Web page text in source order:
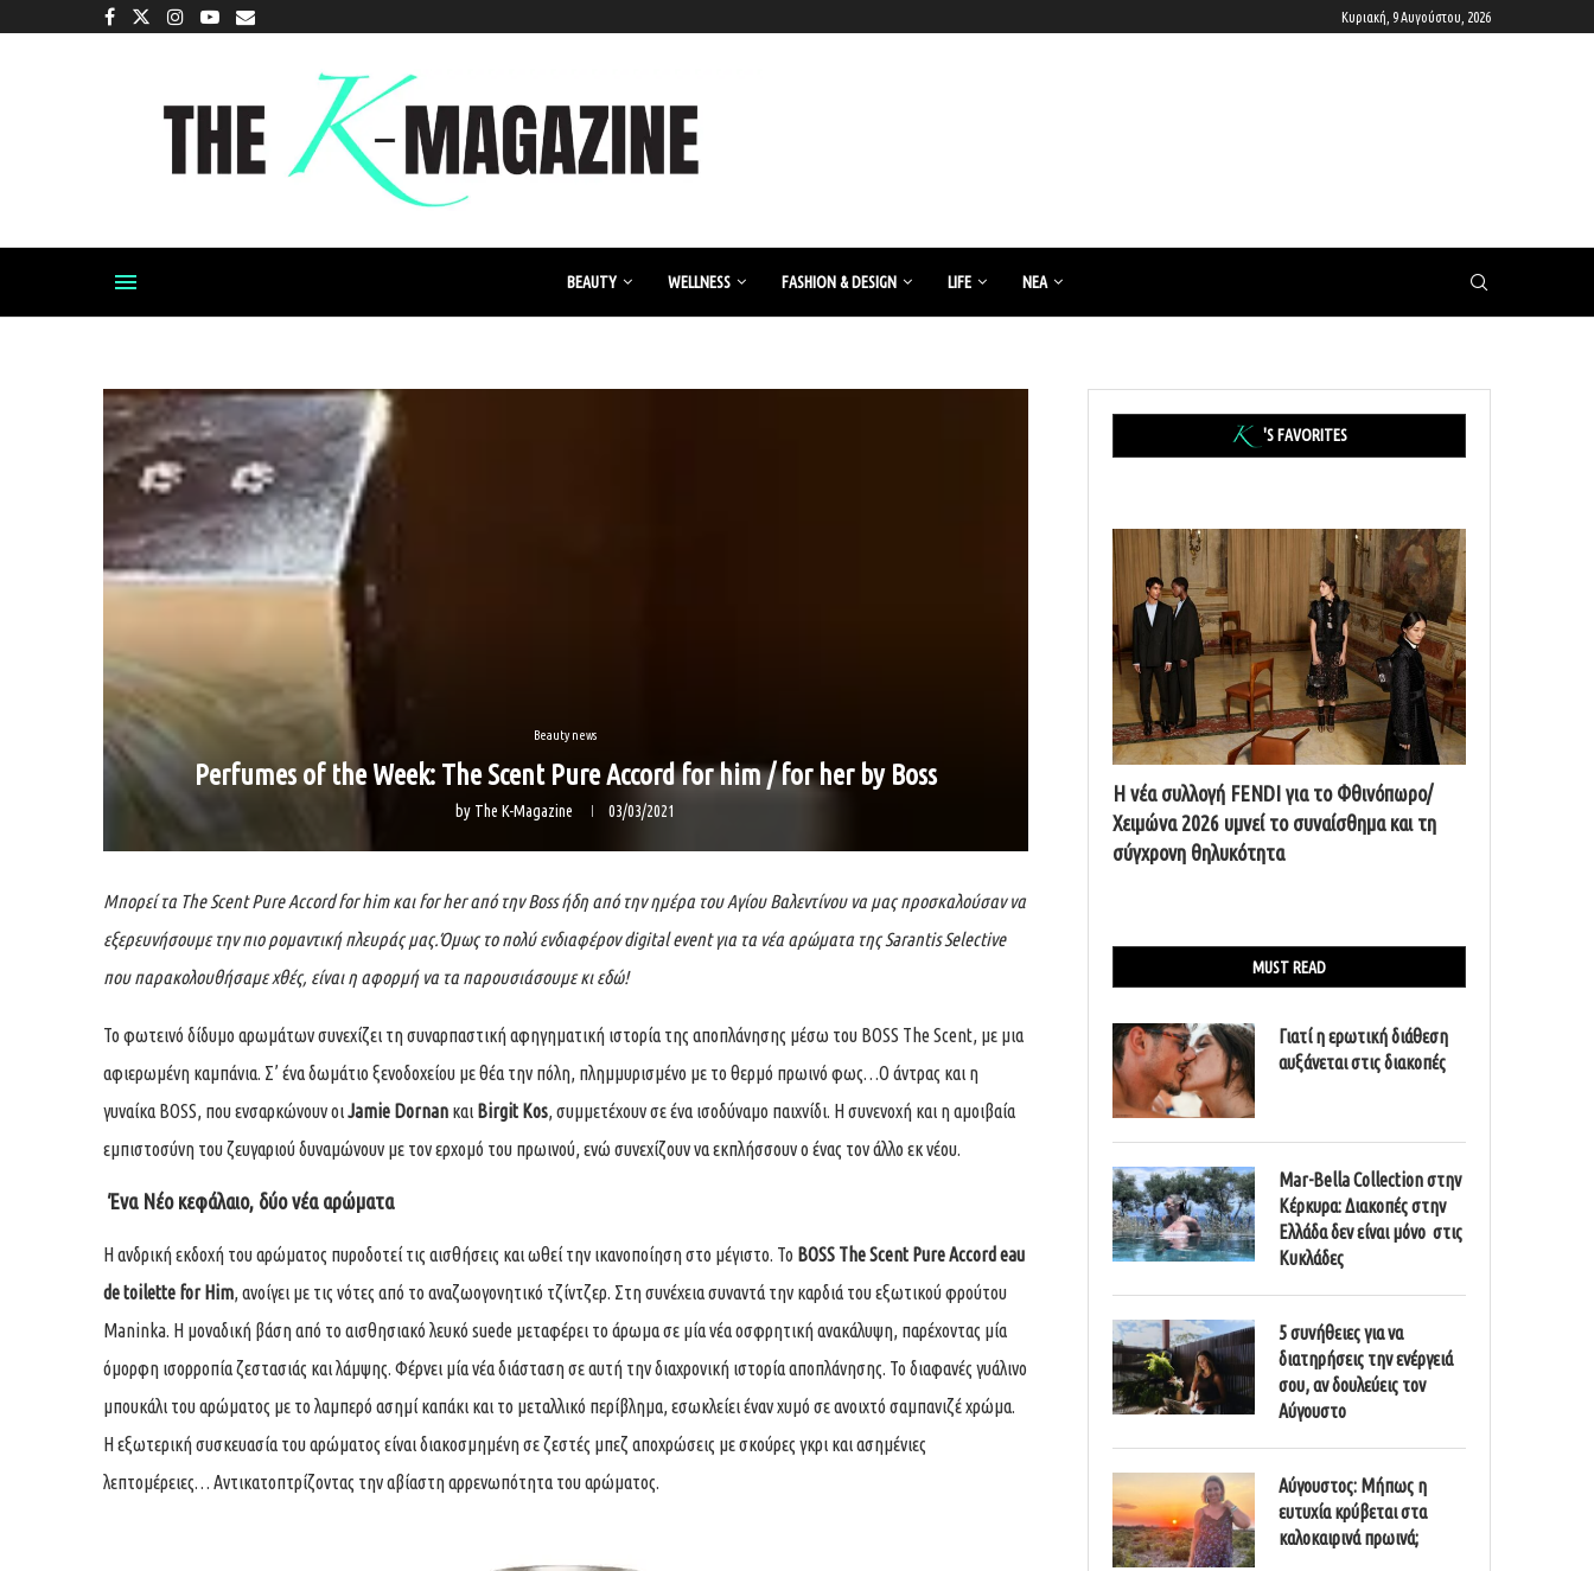
Κυριακή, 9 Αυγούστου, 2026
BEAUTY WELLNESS FASHION & DESIGN LIFE ΝΈΑ
Beauty news
Perfumes of the Week: The Scent Pure Accord for him / for her by Boss
by The K-Magazine 03/03/2021
Μπορεί τα The Scent Pure Accord for him και for her από την Boss ήδη από την ημέρα του Αγίου Βαλεντίνου να μας προσκαλούσαν να
εξερευνήσουμε την πιο ρομαντική πλευράς μας.Όμως το πολύ ενδιαφέρον digital event για τα νέα αρώματα της Sarantis Selective
που παρακολουθήσαμε χθές, είναι η αφορμή να τα παρουσιάσουμε κι εδώ!
Το φωτεινό δίδυμο αρωμάτων συνεχίζει τη συναρπαστική αφηγηματική ιστορία της αποπλάνησης μέσω του BOSS The Scent, με μια
αφιερωμένη καμπάνια. Σ’ ένα δωμάτιο ξενοδοχείου με θέα την πόλη, πλημμυρισμένο με το θερμό πρωινό φως…Ο άντρας και η
γυναίκα BOSS, που ενσαρκώνουν οιJamie Dornan και Birgit Kos, συμμετέχουν σε ένα ισοδύναμο παιχνίδι. Η συνενοχή και η αμοιβαία
εμπιστοσύνη του ζευγαριού δυναμώνουν με τον ερχομό του πρωινού, ενώ συνεχίζουν να εκπλήσσουν ο ένας τον άλλο εκ νέου.
Ένα Νέο κεφάλαιο, δύο νέα αρώματα
Η ανδρική εκδοχή του αρώματος πυροδοτεί τις αισθήσεις και ωθεί την ικανοποίηση στο μέγιστο. Το BOSS The Scent Pure Accord eau
de toilette for Him, ανοίγει με τις νότες από το αναζωογονητικό τζίντζερ. Στη συνέχεια συναντά την καρδιά του εξωτικού φρούτου
Maninka. Η μοναδική βάση από το αισθησιακό λευκό suede μεταφέρει το άρωμα σε μία νέα οσφρητική ανακάλυψη, παρέχοντας μία
όμορφη ισορροπία ζεστασιάς και λάμψης. Φέρνει μία νέα διάσταση σε αυτή την διαχρονική ιστορία αποπλάνησης. Το διαφανές γυάλινο
μπουκάλι του αρώματος με το λαμπερό ασημί καπάκι και το μεταλλικό περίβλημα, εσωκλείει έναν χυμό σε ανοιχτό σαμπανιζέ χρώμα.
Η εξωτερική συσκευασία του αρώματος είναι διακοσμημένη σε ζεστές μπεζ αποχρώσεις με σκούρες γκρι και ασημένιες
λεπτομέρειες… Αντικατοπτρίζοντας την αβίαστη αρρενωπότητα του αρώματος.
'S FAVORITES
Η νέα συλλογή FENDI για το Φθινόπωρο/
Χειμώνα 2026 υμνεί το συναίσθημα και τη
σύγχρονη θηλυκότητα
MUST READ
Γιατί η ερωτική διάθεση
αυξάνεται στις διακοπές
Mar-Bella Collection στην
Κέρκυρα: Διακοπές στην
Ελλάδα δεν είναι μόνο στις
Κυκλάδες
5 συνήθειες για να
διατηρήσεις την ενέργειά
σου, αν δουλεύεις τον
Αύγουστο
Αύγουστος: Μήπως η
ευτυχία κρύβεται στα
καλοκαιρινά πρωινά;